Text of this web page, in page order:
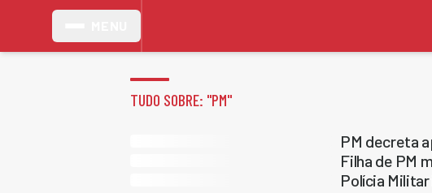
TUDO SOBRE: "PM"
PM decreta
Filha de PM
Polícia